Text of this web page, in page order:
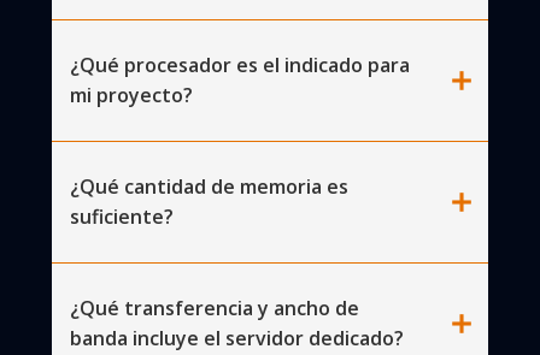
¿Qué procesador es el indicado para
mi proyecto?
add
¿Qué cantidad de memoria es
suficiente?
add
¿Qué transferencia y ancho de
banda incluye el servidor dedicado?
add